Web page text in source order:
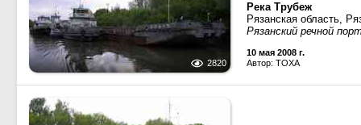
2820
Река Трубеж
Рязанская область,
Рязанский речной
10 мая 2008 г.
Автор: TOXA